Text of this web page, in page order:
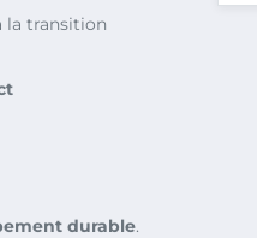
la transition
durable.